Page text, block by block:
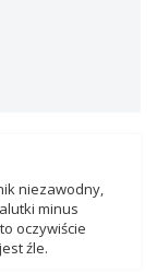
niezawodny,
minus
oczywiście
źle.